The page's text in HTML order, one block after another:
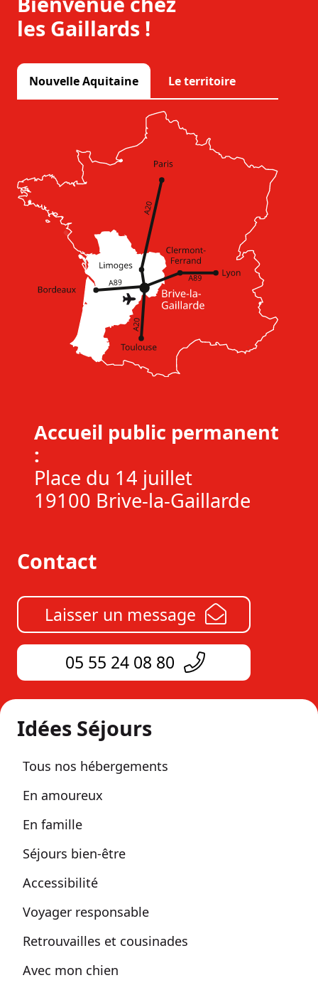
les Gaillards !
Nouvelle Aquitaine Le territoire
Accueil public permanent
:
Place du 14 juillet
19100 Brive-la-Gaillarde
Contact
Laisser un message
05 55 24 08 80
Idées Séjours
Tous nos hébergements
En amoureux
En famille
Séjours bien-être
Accessibilité
Voyager responsable
Retrouvailles et cousinades
Avec mon chien